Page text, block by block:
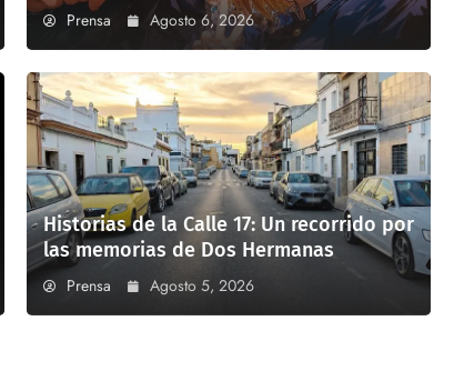
Prensa Agosto 6, 2026
Historias de la Calle 17: Un recorrido por
las memorias de Dos Hermanas
Prensa Agosto 5, 2026